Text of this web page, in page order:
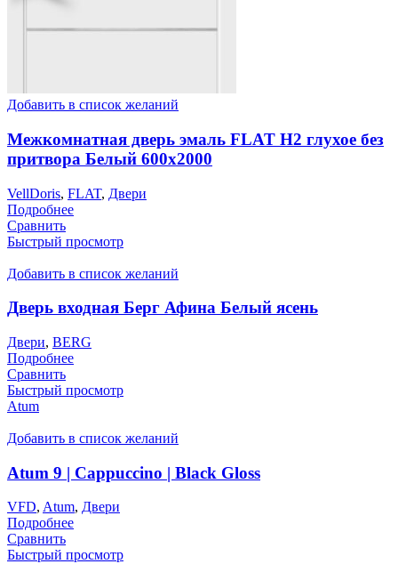
Добавить в список желаний
Межкомнатная дверь эмаль FLAT H2 глухое без
притвора Белый 600х2000
VellDoris, FLAT, Двери
Подробнее
Сравнить
Быстрый просмотр
Добавить в список желаний
Дверь входная Берг Афина Белый ясень
Двери, BERG
Подробнее
Сравнить
Быстрый просмотр
Atum
Добавить в список желаний
Atum 9 | Cappuccino | Black Gloss
VFD, Atum, Двери
Подробнее
Сравнить
Быстрый просмотр